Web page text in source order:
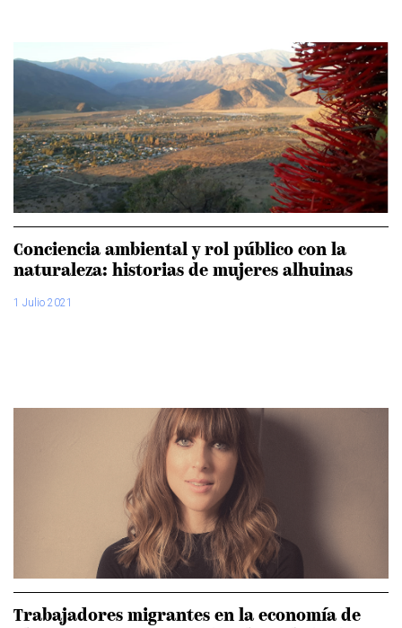
Conciencia ambiental y rol público con la
naturaleza: historias de mujeres alhuinas
1 Julio 2021
Trabajadores migrantes en la economía de